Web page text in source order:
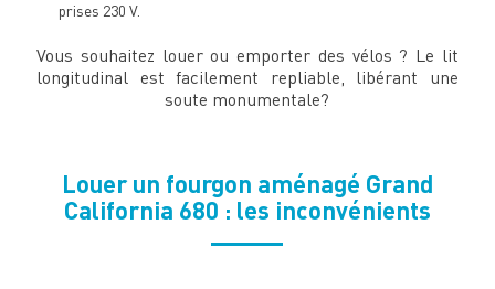
prises 230 V.
Vous souhaitez louer ou emporter des vélos ? Le lit
longitudinal est facilement repliable, libérant une
soute monumentale?
Louer un fourgon aménagé Grand
California 680 : les inconvénients